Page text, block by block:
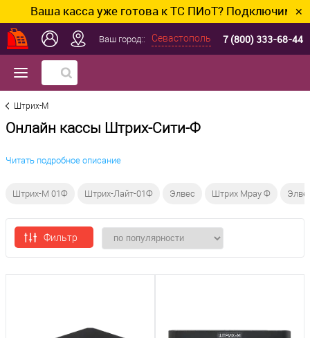
Ваша касса уже готова к ТС ПИоТ? Подключим и ✕
Ваш город:: Севастополь 7 (800) 333-68-44
Штрих-М
Онлайн кассы Штрих-Сити-Ф
Читать подробное описание
Штрих-М 01Ф Штрих-Лайт-01Ф Элвес Штрих Mpay Ф
Фильтр